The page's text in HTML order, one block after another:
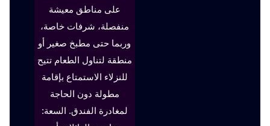
على مناطق معيشة
منفصلة، شرفات خاصة،
وربما حتى مطبخ صغير أو
منطقة لتناول الطعام تتيح
للنزلاء الاستمتاع بإقامة
مطولة دون الحاجة
لمغادرة الفندق. السعة: